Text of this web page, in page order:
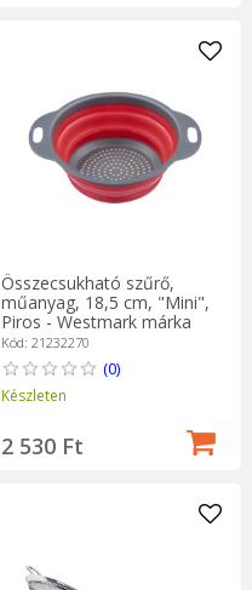
Összecsukható szűrő,
műanyag, 18,5 cm, "Mini",
Piros - Westmark márka
Kód: 21232270
(0)
Készleten
2 530 Ft